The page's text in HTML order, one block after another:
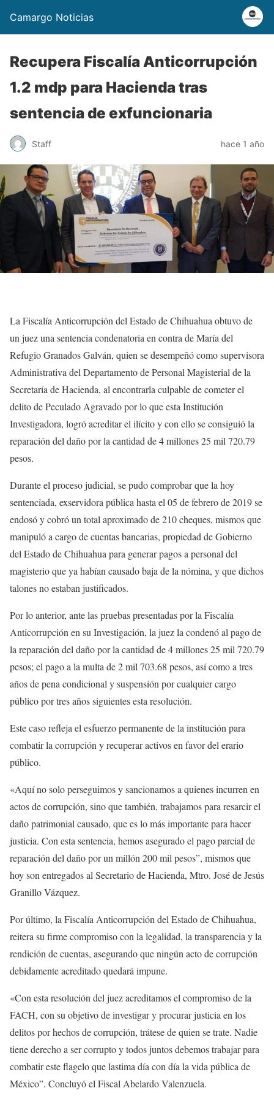
Camargo Noticias
Recupera Fiscalía Anticorrupción
1.2 mdp para Hacienda tras
sentencia de exfuncionaria
Staff hace 1 año
La Fiscalía Anticorrupción del Estado de Chihuahua obtuvo de
un juez una sentencia condenatoria en contra de María del
Refugio Granados Galván, quien se desempeñó como supervisora
Administrativa del Departamento de Personal Magisterial de la
Secretaría de Hacienda, al encontrarla culpable de cometer el
delito de Peculado Agravado por lo que esta Institución
Investigadora, logró acreditar el ilícito y con ello se consiguió la
reparación del daño por la cantidad de 4 millones 25 mil 720.79
pesos.
Durante el proceso judicial, se pudo comprobar que la hoy
sentenciada, exservidora pública hasta el 05 de febrero de 2019 se
endosó y cobró un total aproximado de 210 cheques, mismos que
manipuló a cargo de cuentas bancarias, propiedad de Gobierno
del Estado de Chihuahua para generar pagos a personal del
magisterio que ya habían causado baja de la nómina, y que dichos
talones no estaban justificados.
Por lo anterior, ante las pruebas presentadas por la Fiscalía
Anticorrupción en su Investigación, la juez la condenó al pago de
la reparación del daño por la cantidad de 4 millones 25 mil 720.79
pesos; el pago a la multa de 2 mil 703.68 pesos, así como a tres
años de pena condicional y suspensión por cualquier cargo
público por tres años siguientes esta resolución.
Este caso refleja el esfuerzo permanente de la institución para
combatir la corrupción y recuperar activos en favor del erario
público.
«Aquí no solo perseguimos y sancionamos a quienes incurren en
actos de corrupción, sino que también, trabajamos para resarcir el
daño patrimonial causado, que es lo más importante para hacer
justicia. Con esta sentencia, hemos asegurado el pago parcial de
reparación del daño por un millón 200 mil pesos”, mismos que
hoy son entregados al Secretario de Hacienda, Mtro. José de Jesús
Granillo Vázquez.
Por último, la Fiscalía Anticorrupción del Estado de Chihuahua,
reitera su firme compromiso con la legalidad, la transparencia y la
rendición de cuentas, asegurando que ningún acto de corrupción
debidamente acreditado quedará impune.
«Con esta resolución del juez acreditamos el compromiso de la
FACH, con su objetivo de investigar y procurar justicia en los
delitos por hechos de corrupción, trátese de quien se trate. Nadie
tiene derecho a ser corrupto y todos juntos debemos trabajar para
combatir este flagelo que lastima día con día la vida pública de
México”. Concluyó el Fiscal Abelardo Valenzuela.